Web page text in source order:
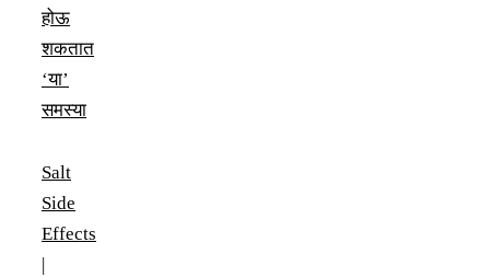
होऊ
शकतात
‘या’
समस्या
Salt
Side
Effects